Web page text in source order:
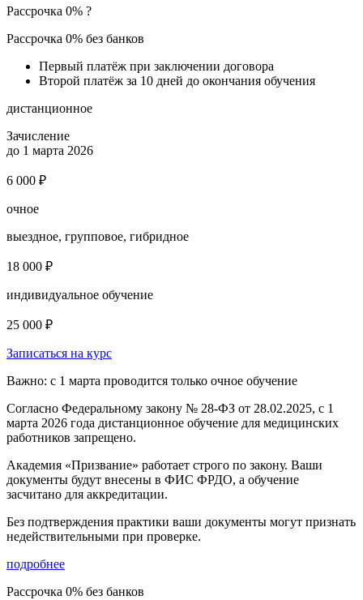
Рассрочка 0% ?
Рассрочка 0% без банков
Первый платёж при заключении договора
Второй платёж за 10 дней до окончания обучения
дистанционное
Зачисление
до 1 марта 2026
6 000 ₽
очное
выездное, групповое, гибридное
18 000 ₽
индивидуальное обучение
25 000 ₽
Записаться на курс
Важно: с 1 марта проводится только очное обучение
Согласно Федеральному закону № 28-ФЗ от 28.02.2025, с 1
марта 2026 года дистанционное обучение для медицинских
работников запрещено.
Академия «Призвание» работает строго по закону. Ваши
документы будут внесены в ФИС ФРДО, а обучение
засчитано для аккредитации.
Без подтверждения практики ваши документы могут признать
недействительными при проверке.
подробнее
Рассрочка 0% без банков